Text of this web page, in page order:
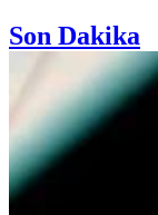
Son Dakika
Cevvaz ne
12:02 |
taşınımı bir arada
12:00 |AHBAP
11:26 |Türkiye'nin
isabet
11:10 |
YÖKDİL/2